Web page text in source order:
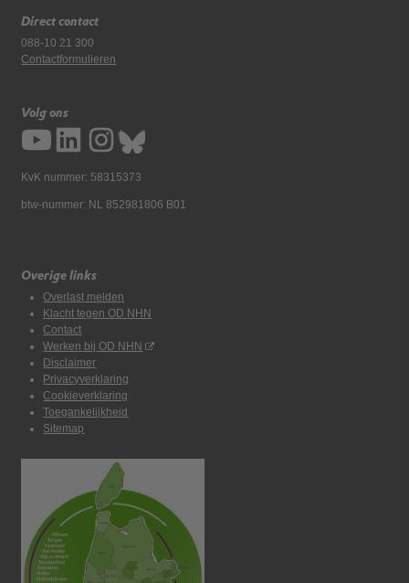
Direct contact
088-10 21 300
Contactformulieren
Volg ons
KvK nummer: 58315373
btw-nummer: NL 852981806 B01
Overige links
Overlast melden
Klacht tegen OD NHN
Contact
Werken bij OD NHN
Disclaimer
Privacyverklaring
Cookieverklaring
Toegankelijkheid
Sitemap